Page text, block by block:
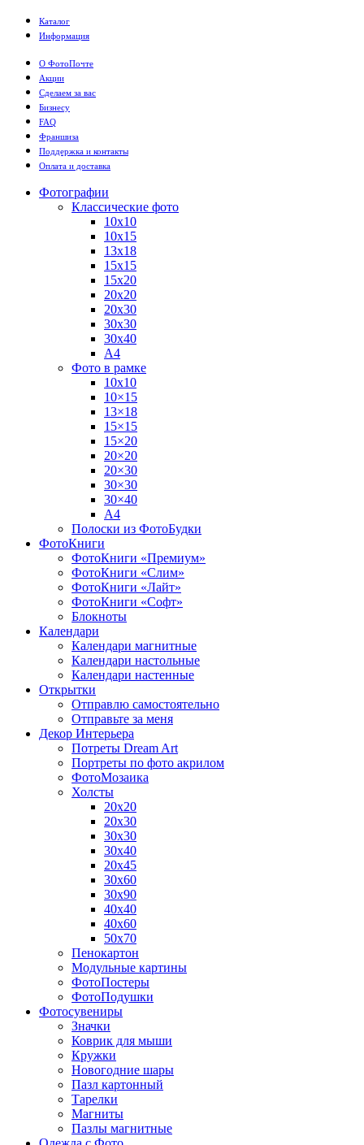
Каталог
Информация
О ФотоПочте
Акции
Сделаем за вас
Бизнесу
FAQ
Франшиза
Поддержка и контакты
Оплата и доставка
Фотографии
Классические фото
10х10
10х15
13х18
15х15
15х20
20х20
20х30
30х30
30х40
А4
Фото в рамке
10х10
10×15
13×18
15×15
15×20
20×20
20×30
30×30
30×40
A4
Полоски из ФотоБудки
ФотоКниги
ФотоКниги «Премиум»
ФотоКниги «Слим»
ФотоКниги «Лайт»
ФотоКниги «Софт»
Блокноты
Календари
Календари магнитные
Календари настольные
Календари настенные
Открытки
Отправлю самостоятельно
Отправьте за меня
Декор Интерьера
Потреты Dream Art
Портреты по фото акрилом
ФотоМозаика
Холсты
20х20
20х30
30х30
30х40
20х45
30х60
30х90
40х40
40х60
50х70
Пенокартон
Модульные картины
ФотоПостеры
ФотоПодушки
Фотоcувениры
Значки
Коврик для мыши
Кружки
Новогодние шары
Пазл картонный
Тарелки
Магниты
Пазлы магнитные